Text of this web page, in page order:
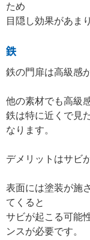
ため
目隠し効果があま
鉄
鉄の門扉は高級感
他の素材でも高級
鉄は特に近くで見
なります。
デメリットはサビ
表面には塗装が施
てくると
サビが起こる可能
ンスが必要です。